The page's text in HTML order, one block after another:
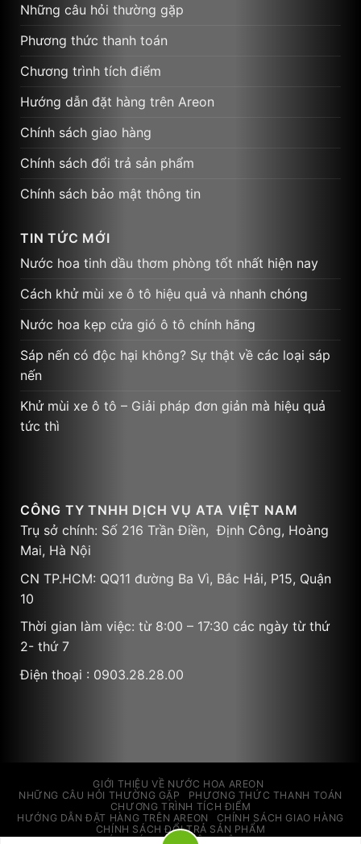
Những câu hỏi thường gặp
Phương thức thanh toán
Chương trình tích điểm
Hướng dẫn đặt hàng trên Areon
Chính sách giao hàng
Chính sách đổi trả sản phẩm
Chính sách bảo mật thông tin
TIN TỨC MỚI
Nước hoa tinh dầu thơm phòng tốt nhất hiện nay
Cách khử mùi xe ô tô hiệu quả và nhanh chóng
Nước hoa kẹp cửa gió ô tô chính hãng
Sáp nến có độc hại không? Sự thật về các loại sáp
nến
Khử mùi xe ô tô – Giải pháp đơn giản mà hiệu quả
tức thì
CÔNG TY TNHH DỊCH VỤ ATA VIỆT NAM
Trụ sở chính: Số 216 Trần Điền, Định Công, Hoàng
Mai, Hà Nội
CN TP.HCM: QQ11 đường Ba Vì, Bắc Hải, P15, Quận
10
Thời gian làm việc: từ 8:00 – 17:30 các ngày từ thứ
2- thứ 7
Điện thoại : 0903.28.28.00
GIỚI THIỆU VỀ NƯỚC HOA AREON
NHỮNG CÂU HỎI THƯỜNG GẶP
PHƯƠNG THỨC THANH TOÁN
CHƯƠNG TRÌNH TÍCH ĐIỂM
HƯỚNG DẪN ĐẶT HÀNG TRÊN AREON
CHÍNH SÁCH GIAO HÀNG
CHÍNH SÁCH ĐỔI TRẢ SẢN PHẨM
CHÍNH SÁCH BẢO MẬT THÔNG TIN